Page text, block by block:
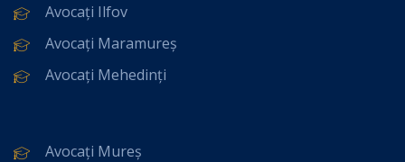
Avocați Ilfov
Avocați Maramureș
Avocați Mehedinți
Avocați Mureș